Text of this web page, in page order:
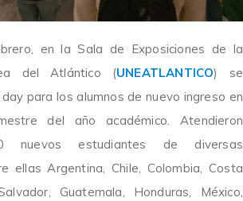
en la Sala de Exposiciones de la
del Atlántico (UNEATLANTICO) se
para los alumnos de nuevo ingreso en
del año académico. Atendieron
nuevos estudiantes de diversas
ellas Argentina, Chile, Colombia, Costa
Guatemala, Honduras, México,